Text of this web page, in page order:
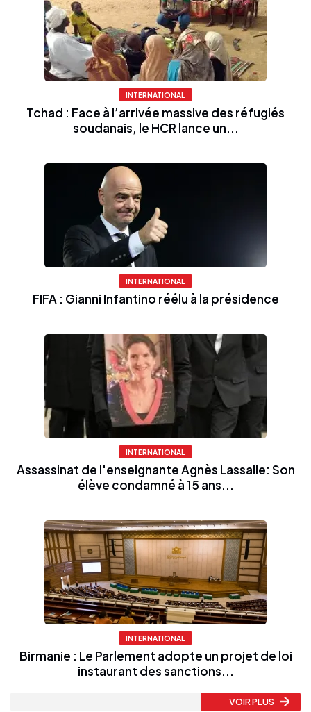
INTERNATIONAL
Tchad : Face à l’arrivée massive des réfugiés
soudanais, le HCR lance un...
INTERNATIONAL
FIFA : Gianni Infantino réélu à la présidence
INTERNATIONAL
Assassinat de l'enseignante Agnès Lassalle: Son
élève condamné à 15 ans...
INTERNATIONAL
Birmanie : Le Parlement adopte un projet de loi
instaurant des sanctions...
VOIR PLUS